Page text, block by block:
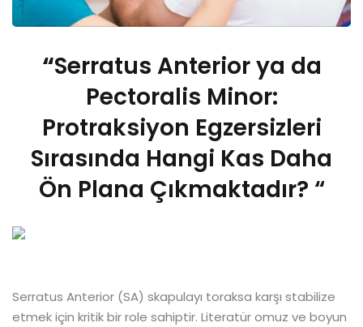
“Serratus Anterior ya da
Pectoralis Minor:
Protraksiyon Egzersizleri
Sırasında Hangi Kas Daha
Ön Plana Çıkmaktadır? “
Serratus Anterior (SA) skapulayı toraksa karşı stabilize
etmek için kritik bir role sahiptir. Literatür omuz ve boyun